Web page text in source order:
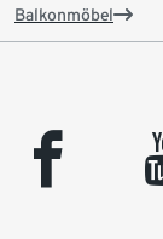
Balkonmöbel
facebook